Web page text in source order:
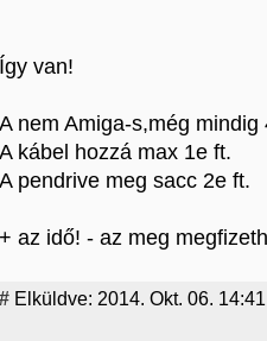
Így van!
A nem Amiga-s,még mindig
A kábel hozzá max 1e ft.
A pendrive meg sacc 2e ft.
+ az idő! - az meg
# Elküldve: 2014. Okt. 06. 14:41